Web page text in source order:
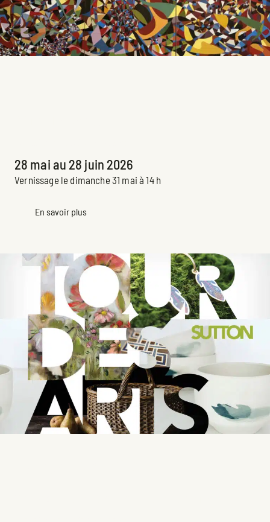
28 mai au 28 juin 2026
Vernissage le dimanche 31 mai à 14 h
En savoir plus